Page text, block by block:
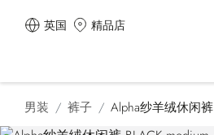
英国 精品店
男装 裤子 Alpha纱羊绒休闲裤